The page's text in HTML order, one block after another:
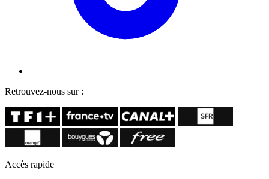
Retrouvez-nous sur :
Accès rapide